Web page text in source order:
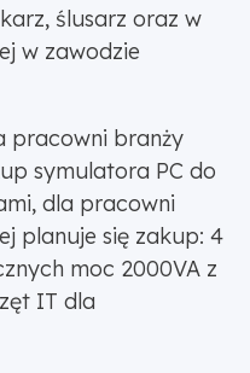
ślusarz oraz w
w zawodzie
pracowni branży
symulatora PC do
dla pracowni
planuje się zakup: 4
moc 2000VA z
IT dla